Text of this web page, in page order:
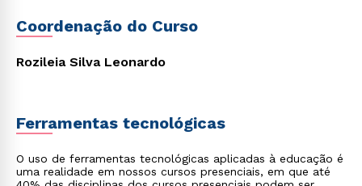
Coordenação do Curso
Rozileia Silva Leonardo
Ferramentas tecnológicas
O uso de ferramentas tecnológicas aplicadas à educação é
uma realidade em nossos cursos presenciais, em que até
ou